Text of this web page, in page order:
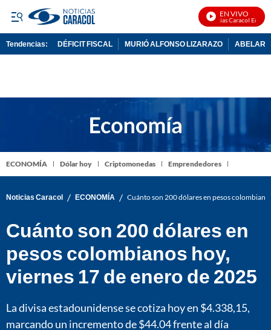
EN VIVO
Noticias Caracol En Vivo
Tendencias: DÉFICIT FISCAL MURIÓ ALFONSO LIZARAZO
ECONOMÍA Dólar hoy Criptomonedas Emprendedores
Noticias Caracol / ECONOMÍA / Cuánto son 200 dólares en pesos
Cuánto son 200 dólares en
pesos colombianos hoy,
viernes 17 de enero de 2025
La divisa estadounidense se cotiza hoy en $4.338,15,
marcando un incremento de $44.04 frente al día